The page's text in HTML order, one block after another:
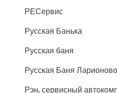
РЕСервис
Русская Банька
Русская баня
Русская Баня Ларионово
Рэн, сервисный